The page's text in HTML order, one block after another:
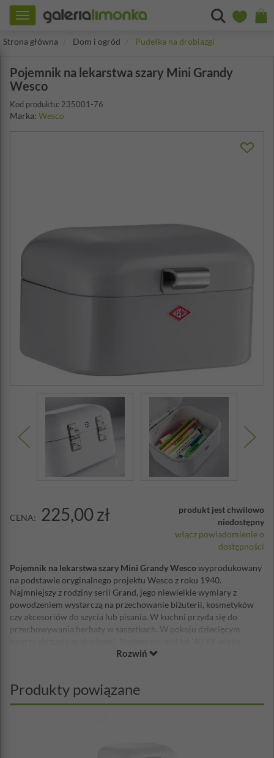
Toggle
navigation
Strona główna
Dom i ogród Pudełka na drobiazgi
Pojemnik na lekarstwa szary Mini Grandy
Wesco
Kod produktu: 235001-76
Marka: Wesco
CENA: 225,00 zł
produkt jest chwilowo
niedostępny
włącz powiadomienie o
dostępności
Pojemnik na lekarstwa szary Mini Grandy Wescowyprodukowany
na podstawie oryginalnego projektu Wesco z roku 1940.
Najmniejszy z rodziny serii Grand, jego niewielkie wymiary z
powodzeniem wystarczą na przechowanie biżuterii, kosmetyków
czy akcesoriów do szycia lub pisania. W kuchni przyda się do
przechowywania herbaty w saszetkach. W pokoju dziecięcym
świetnie będzie się prezentował w otoczeniu przedmiotów w styli
Mocne, metalowe zawiasy i wygodny uchwyt sprawiają, że Mini
Grandy jest niezniszczalny! Otwory wentylacyjne z tyłu sprawiają,
że przechowywane w nim produkty spożywcze zachowają swoją
Rozwiń
Produkty powiązane